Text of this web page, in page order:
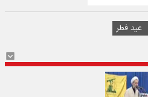
عید فطر